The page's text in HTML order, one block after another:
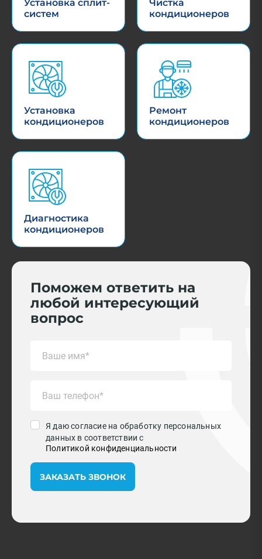
Установка сплит-
систем
Чистка
кондиционеров
Установка
кондиционеров
Ремонт
кондиционеров
Диагностика
кондиционеров
Поможем ответить на
любой интересующий
вопрос
Я даю согласие на обработку персональных
данных в соответствии с
Политикой конфиденциальности
ЗАКАЗАТЬ ЗВОНОК